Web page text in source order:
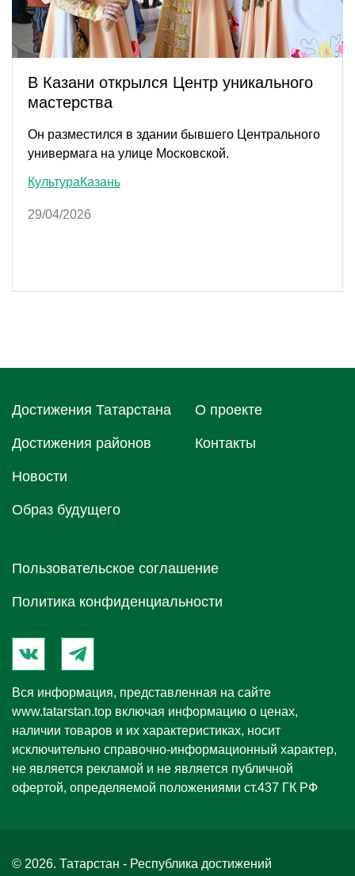
В Казани открылся Центр уникального
мастерства
Он разместился в здании бывшего Центрального
универмага на улице Московской.
КультураКазань
29/04/2026
Достижения Татарстана
Достижения районов
Новости
Образ будущего
О проектe
Контакты
Пользовательское соглашение
Политика конфиденциальности
Вся информация, представленная на сайте
www.tatarstan.top включая информацию о ценах,
наличии товаров и их характеристиках, носит
исключительно справочно-информационный характер,
не является рекламой и не является публичной
офертой, определяемой положениями ст.437 ГК РФ
© 2026. Татарстан - Республика достижений